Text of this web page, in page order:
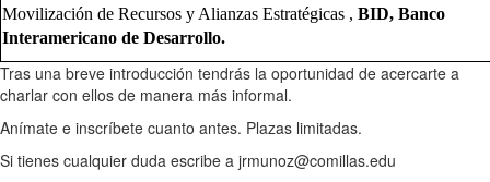
Movilización de Recursos y Alianzas Estratégicas , BID, Banco
Interamericano de Desarrollo.
Tras una breve introducción tendrás la oportunidad de acercarte a
charlar con ellos de manera más informal.
Anímate e inscríbete cuanto antes. Plazas limitadas.
Si tienes cualquier duda escribe a jrmunoz@comillas.edu